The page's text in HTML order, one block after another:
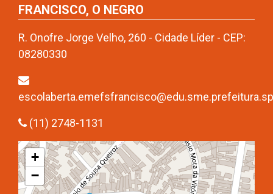
FRANCISCO, O NEGRO
R. Onofre Jorge Velho, 260 - Cidade Líder - CEP:
08280330
(11) 2748-1131
+
−